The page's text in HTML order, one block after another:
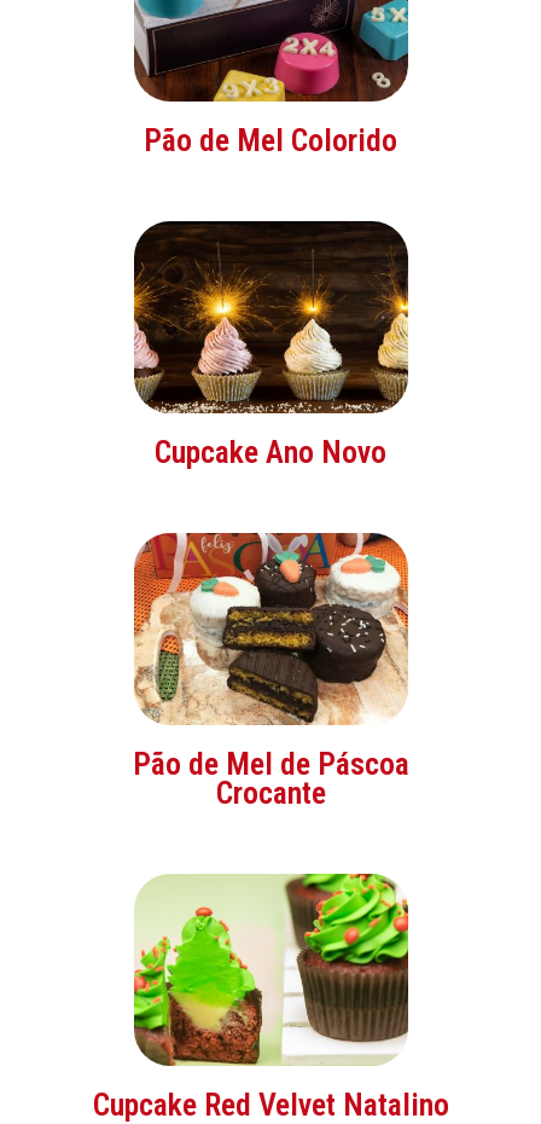
Pão de Mel Colorido
Cupcake Ano Novo
Pão de Mel de Páscoa
Crocante
Cupcake Red Velvet Natalino